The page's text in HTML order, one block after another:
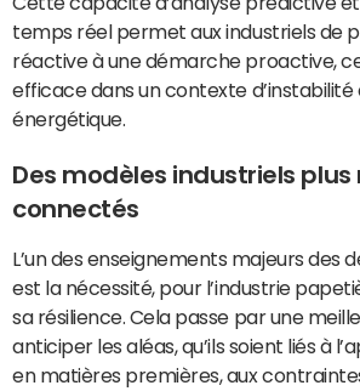
temps réel permet aux industriels de
réactive à une démarche proactive,
efficace dans un contexte
énergétique.
Des modèles industriels plus
connectés
L’un des enseignements majeurs des
est la nécessité, pour l’industrie
sa résilience. Cela passe par une
anticiper les aléas, qu’ils soient liés à
en matières premières, aux